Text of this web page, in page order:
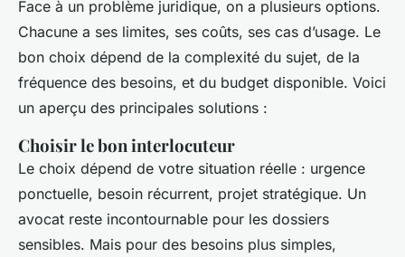
Face à un problème juridique, on a plusieurs options.
Chacune a ses limites, ses coûts, ses cas d’usage. Le
bon choix dépend de la complexité du sujet, de la
fréquence des besoins, et du budget disponible. Voici
un aperçu des principales solutions :
Choisir le bon interlocuteur
Le choix dépend de votre situation réelle : urgence
ponctuelle, besoin récurrent, projet stratégique. Un
avocat reste incontournable pour les dossiers
sensibles. Mais pour des besoins plus simples,